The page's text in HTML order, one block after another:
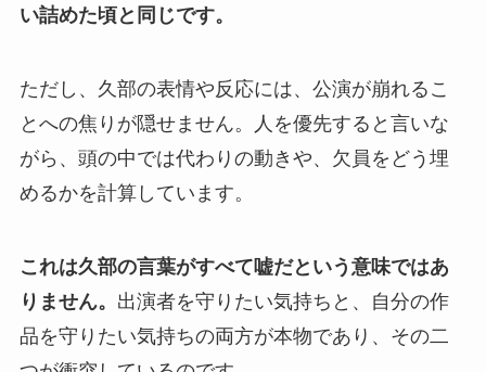
い詰めた頃と同じです。
ただし、久部の表情や反応には、公演が崩れるこ
とへの焦りが隠せません。人を優先すると言いな
がら、頭の中では代わりの動きや、欠員をどう埋
めるかを計算しています。
これは久部の言葉がすべて嘘だという意味ではあ
りません。 出演者を守りたい気持ちと、自分の作
品を守りたい気持ちの両方が本物であり、その二